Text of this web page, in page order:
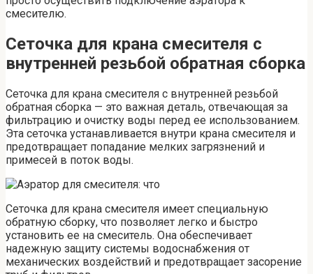
смесителю.
Сеточка для крана смесителя с
внутренней резьбой обратная сборка
Сеточка для крана смесителя с внутренней резьбой
обратная сборка — это важная деталь, отвечающая за
фильтрацию и очистку воды перед ее использованием.
Эта сеточка устанавливается внутри крана смесителя и
предотвращает попадание мелких загрязнений и
примесей в поток воды.
Сеточка для крана смесителя имеет специальную
обратную сборку, что позволяет легко и быстро
установить ее на смеситель. Она обеспечивает
надежную защиту системы водоснабжения от
механических воздействий и предотвращает засорение